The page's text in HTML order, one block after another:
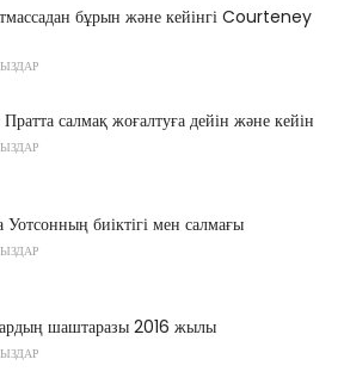
бұрын және кейінгі Courteney
салмақ жоғалтуға дейін және кейін
биіктігі мен салмағы
шаштаразы 2016 жылы